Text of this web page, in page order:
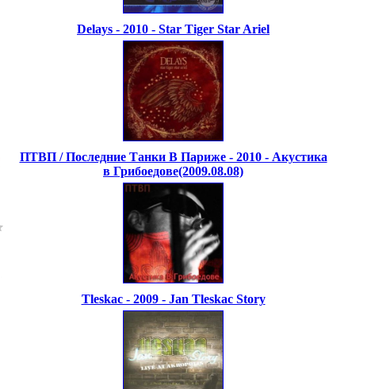
Delays - 2010 - Star Tiger Star Ariel
ПТВП / Последние Танки В Париже - 2010 - Акустика
в Грибоедове(2009.08.08)
Tleskac - 2009 - Jan Tleskac Story